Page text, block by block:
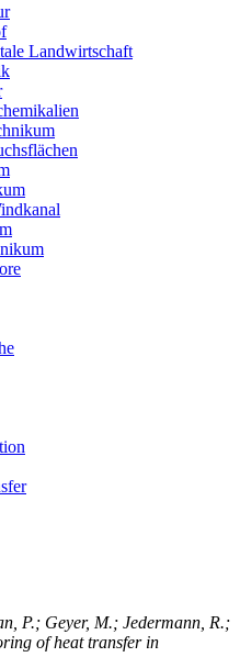
Landwirtschaft
P.; Geyer, M.; Jedermann, R.;
of heat transfer in